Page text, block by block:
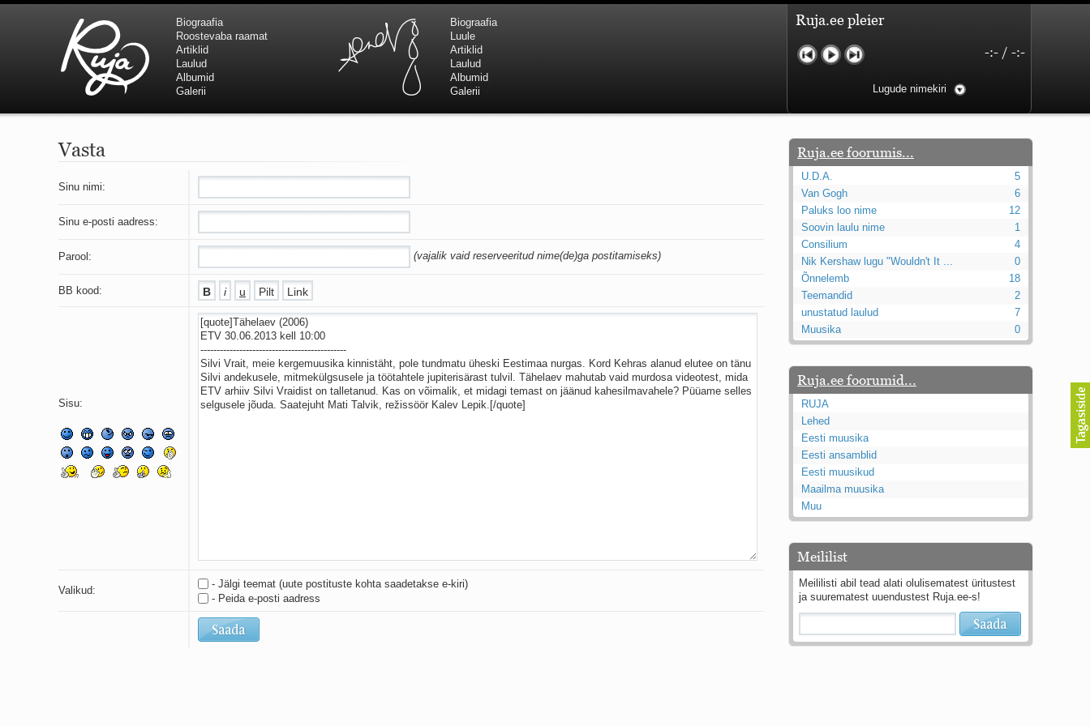
Biograafia
Roostevaba raamat
Artiklid
Laulud
Albumid
Galerii
Biograafia
Luule
Artiklid
Laulud
Albumid
Galerii
Ruja.ee pleier
-:- / -:-
Lugude nimekiri
Vasta
Sinu nimi:
Sinu e-posti aadress:
Parool: (vajalik vaid reserveeritud nime(de)ga postitamiseks)
BB kood:
Sisu:
Valikud:
- Jälgi teemat (uute postituste kohta saadetakse e-kiri)
- Peida e-posti aadress
Ruja.ee foorumis...
U.D.A.
5
Van Gogh
6
Paluks loo nime
12
Soovin laulu nime
1
Consilium
4
Nik Kershaw lugu "Wouldn't It ...
0
Õnnelemb
18
Teemandid
2
unustatud laulud
7
Muusika
0
Ruja.ee foorumid...
RUJA
Lehed
Eesti muusika
Eesti ansamblid
Eesti muusikud
Maailma muusika
Muu
Meililist
Meililisti abil tead alati olulisematest üritustest
ja suurematest uuendustest Ruja.ee-s!